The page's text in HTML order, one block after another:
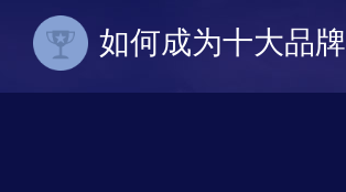
如何成为十大品牌